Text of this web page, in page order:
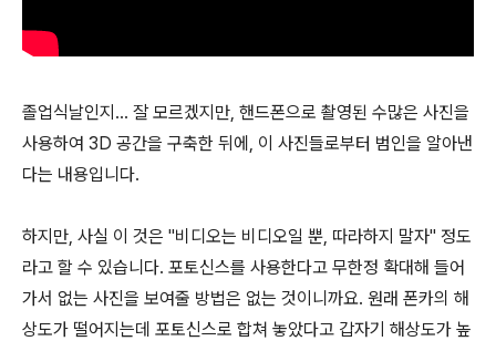
졸업식날인지... 잘 모르겠지만, 핸드폰으로 촬영된 수많은 사진을
사용하여 3D 공간을 구축한 뒤에, 이 사진들로부터 범인을 알아낸
다는 내용입니다.
하지만, 사실 이 것은 "비디오는 비디오일 뿐, 따라하지 말자" 정도
라고 할 수 있습니다. 포토신스를 사용한다고 무한정 확대해 들어
가서 없는 사진을 보여줄 방법은 없는 것이니까요. 원래 폰카의 해
상도가 떨어지는데 포토신스로 합쳐 놓았다고 갑자기 해상도가 높